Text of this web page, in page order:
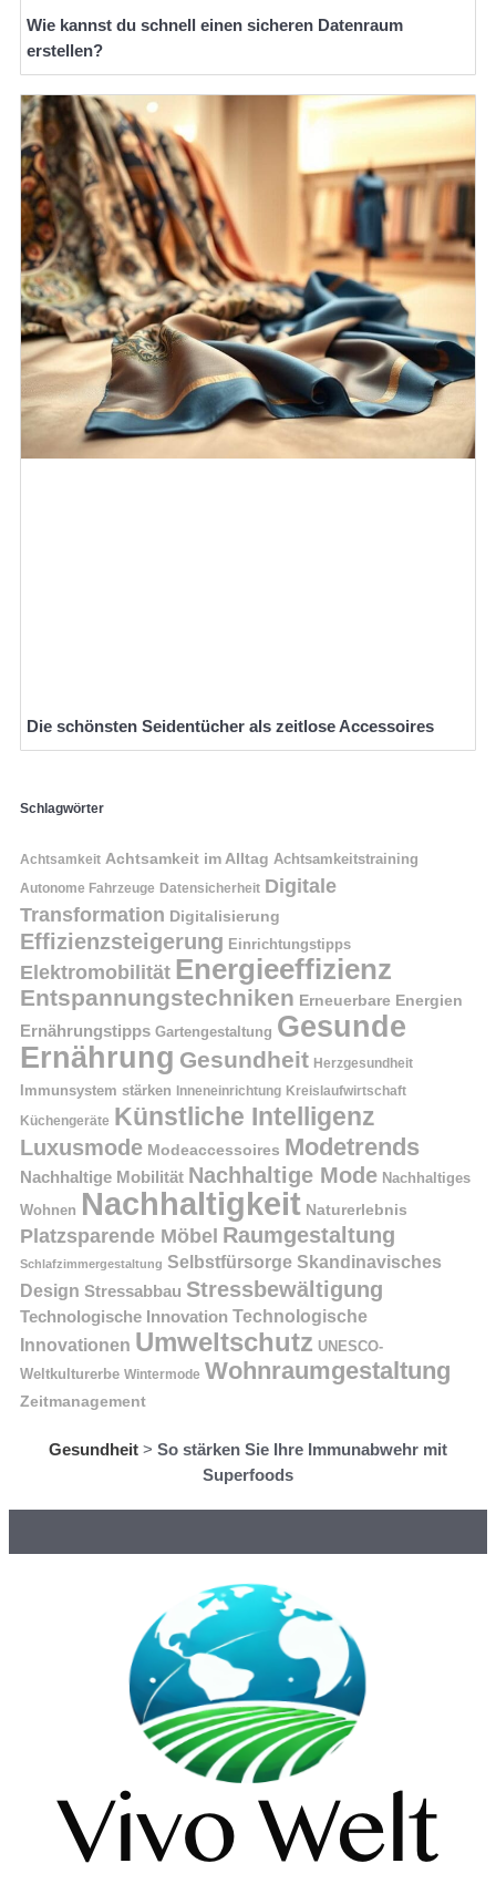
Wie kannst du schnell einen sicheren Datenraum
erstellen?
Die schönsten Seidentücher als zeitlose Accessoires
Schlagwörter
Achtsamkeit Achtsamkeit im Alltag Achtsamkeitstraining
Autonome Fahrzeuge Datensicherheit Digitale
Transformation Digitalisierung
Effizienzsteigerung Einrichtungstipps
Elektromobilität Energieeffizienz
Entspannungstechniken Erneuerbare Energien
Ernährungstipps Gartengestaltung Gesunde
Ernährung Gesundheit Herzgesundheit
Immunsystem stärken Inneneinrichtung Kreislaufwirtschaft
Küchengeräte Künstliche Intelligenz
Luxusmode Modeaccessoires Modetrends
Nachhaltige Mobilität Nachhaltige Mode Nachhaltiges
Wohnen Nachhaltigkeit Naturerlebnis
Platzsparende Möbel Raumgestaltung
Schlafzimmergestaltung Selbstfürsorge Skandinavisches
Design Stressabbau Stressbewältigung
Technologische Innovation Technologische
Innovationen Umweltschutz UNESCO-
Weltkulturerbe Wintermode Wohnraumgestaltung
Zeitmanagement
Gesundheit > So stärken Sie Ihre Immunabwehr mit
Superfoods